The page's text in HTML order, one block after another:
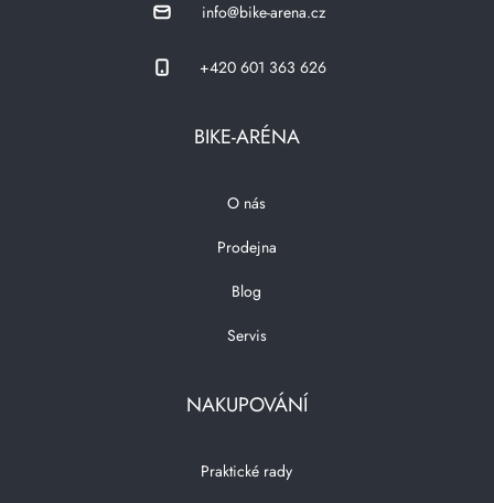
info@bike-arena.cz
+420 601 363 626
BIKE-ARÉNA
O nás
Prodejna
Blog
Servis
NAKUPOVÁNÍ
Praktické rady